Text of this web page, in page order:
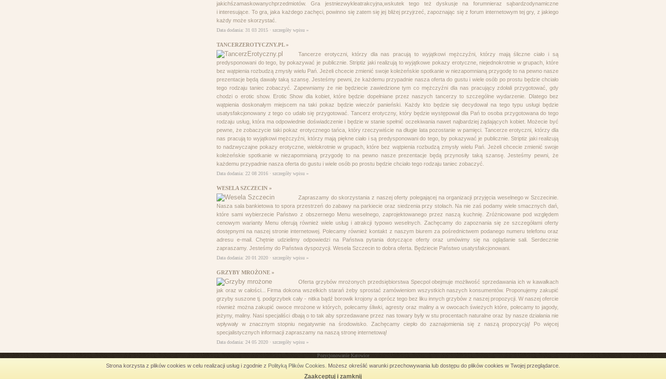
Strona korzysta z plików cookies w celu realizacji usług i zgodnie z Polityką Plików Cookies . Możesz określić warunki przechowywania lub dostępu do plików cookies w Twojej przeglądarce.
Zaakceptuj i zamknij
jakichśzamaskowanychprzedmiotów. Gra jestniezwykleatrakcyjna,wskutek tego też dyskusje na forumnieraz sąbardzodynamiczne
i interesujące. To gra, jaka każdego zachęci, powinno się zatem się jej bliżej przyjrzeć, zapoznając się z forum internetowym tej gry, z jakiego
każdy może skorzystać.
Data dodania: 31 03 2015 · szczegóły wpisu »
TANCERZEROTYCZNY.PL »
Tancerze erotyczni, którzy dla nas pracują to wyjątkowi mężczyźni, którzy mają śliczne ciało i są
predysponowani do tego, by pokazywać je publicznie. Striptiz jaki realizują to wyjątkowe pokazy erotyczne, niejednokrotnie w grupach, które
bez wątpienia rozbudzą zmysły wielu Pań. Jeżeli chcecie zmienić swoje koleżeńskie spotkanie w niezapomnianą przygodę to na pewno nasze
prezentacje będą dawały taką szansę. Jesteśmy pewni, że każdemu przypadnie nasza oferta do gustu i wiele osób po prostu będzie chciało
tego rodzaju taniec zobaczyć. Zapewniamy że nie będziecie zawiedzione tym co mężczyźni dla nas pracujący zdołali przygotować, gdy
chodzi o erotic show. Erotic Show dla kobiet, które będzie dopełniane przez naszych tancerzy to szczególne wydarzenie. Dlatego bez
wątpienia doskonałym miejscem na taki pokaz będzie wieczór panieński. Każdy kto będzie się decydował na tego typu usługi będzie
usatysfakcjonowany z tego co udało się przygotować. Tancerz erotyczny, który będzie występował dla Pań to osoba przygotowana do tego
rodzaju usług, która ma odpowiednie doświadczenie i będzie w stanie spełnić oczekiwania nawet najbardziej żądających kobiet. Możecie być
pewne, że zobaczycie taki pokaz erotycznego tańca, który rzeczywiście na długie lata pozostanie w pamięci. Tancerze erotyczni, którzy dla
nas pracują to wyjątkowi mężczyźni, którzy mają piękne ciało i są predysponowani do tego, by pokazywać je publicznie. Striptiz jaki realizują
to nadzwyczajne pokazy erotyczne, wielokrotnie w grupach, które bez wątpienia rozbudzą zmysły wielu Pań. Jeżeli chcecie zmienić swoje
koleżeńskie spotkanie w niezapomnianą przygodę to na pewno nasze prezentacje będą przynosiły taką szansę. Jesteśmy pewni, że
każdemu przypadnie nasza oferta do gustu i wiele osób po prostu będzie chciało tego rodzaju taniec zobaczyć.
Data dodania: 22 08 2016 · szczegóły wpisu »
WESELA SZCZECIN »
Zapraszamy do skorzystania z naszej oferty polegającej na organizacji przyjęcia weselnego w Szczecinie.
Nasza sala bankietowa to spora przestrzeń do zabawy na parkiecie oraz siedzenia przy stołach. Na nie zaś podamy wiele smacznych dań,
które sami wybierzecie Państwo z obszernego Menu weselnego, zaprojektowanego przez naszą kuchnię. Zróżnicowane pod względem
cenowym warianty Menu oferują również wiele usług i atrakcji typowo weselnych. Zachęcamy do zapoznania się ze szczegółami oferty
dostępnymi na naszej stronie internetowej. Polecamy również kontakt z naszym biurem za pośrednictwem podanego numeru telefonu oraz
adresu e-mail. Chętnie udzielimy odpowiedzi na Państwa pytania dotyczące oferty oraz umówimy się na oglądanie sali. Serdecznie
zapraszamy. Jesteśmy do Państwa dyspozycji. Wesela Szczecin to dobra oferta. Będziecie Państwo usatysfakcjonowani.
Data dodania: 20 01 2020 · szczegóły wpisu »
GRZYBY MROŻONE »
Oferta grzybów mrożonych przedsiębiorstwa Specpol obejmuje możliwość sprzedawania ich w kawałkach
jak oraz w całości... Firma dokona wszelkich starań żeby sprostać zamówieniom wszystkich naszych konsumentów. Proponujemy zakupić
grzyby suszone tj. podgrzybek cały - nitka bądź borowik krojony a oprócz tego bez liku innych grzybów z naszej propozycji. W naszej ofercie
również można zakupić owoce mrożone w których, polecamy śliwki, agresty oraz maliny a w owocach świeżych które, polecamy to jagody,
jeżyny, maliny. Nasi specjaliści dbają o to tak aby sprzedawane przez nas towary były w stu procentach naturalne oraz by nasze działania nie
wpływały w znacznym stopniu negatywnie na środowisko. Zachęcamy ciepło do zaznajomienia się z naszą propozycją! Po więcej
specjalistycznych informacji zapraszamy na naszą stronę internetową!
Data dodania: 24 05 2020 · szczegóły wpisu »
Pozycjonowanie Katowice